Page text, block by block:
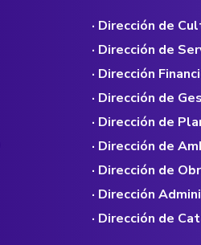
· Dirección de
· Dirección de
· Dirección
· Dirección de
· Dirección de
· Dirección de
· Dirección de
· Dirección
· Dirección de